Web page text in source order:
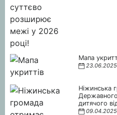
Мапа
23.06.2025
Ніжинська
дитячого
09.04.2025